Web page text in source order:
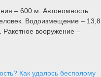
– 600 м. Автономность
Водоизмещение – 13,8
вооружение –
Как удалось бесполому